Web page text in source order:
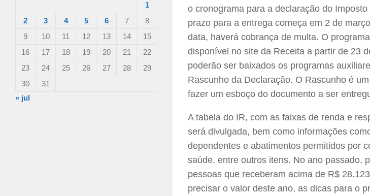
o cronograma para a declaração do
prazo para a entrega começa em 2 de
data, haverá cobrança de multa. O
disponível no site da Receita a partir de 23
poderão ser baixados os programas
Rascunho da Declaração. O Rascunho é
fazer um esboço do documento a ser
A tabela do IR, com as faixas de renda e
será divulgada, bem como informações
dependentes e abatimentos permitidos por
saúde, entre outros itens. No ano passado,
pessoas que receberam acima de R$
precisar o valor deste ano, as dicas para o
1
2
3 4 5 6 7
8
9
10 11 12 13 14
15
16
17 18 19 20 21
22
23
24 25 26 27 28
29
30
31
« jul